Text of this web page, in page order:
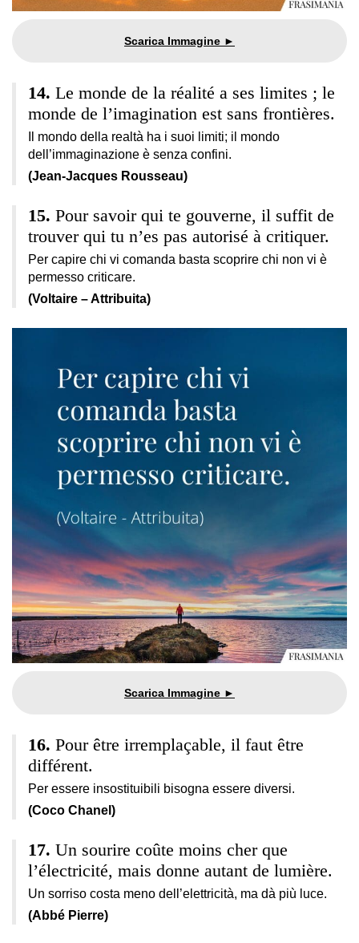
Le monde de la réalité a ses limites ; le
monde de l’imagination est sans frontières.
Il mondo della realtà ha i suoi limiti; il mondo
dell’immaginazione è senza confini.
(Jean-Jacques Rousseau)
Pour savoir qui te gouverne, il suffit de
trouver qui tu n’es pas autorisé à critiquer.
Per capire chi vi comanda basta scoprire chi non vi è
permesso criticare.
(Voltaire – Attribuita)
Pour être irremplaçable, il faut être
différent.
Per essere insostituibili bisogna essere diversi.
(Coco Chanel)
Un sourire coûte moins cher que
l’électricité, mais donne autant de lumière.
Un sorriso costa meno dell’elettricità, ma dà più luce.
(Abbé Pierre)